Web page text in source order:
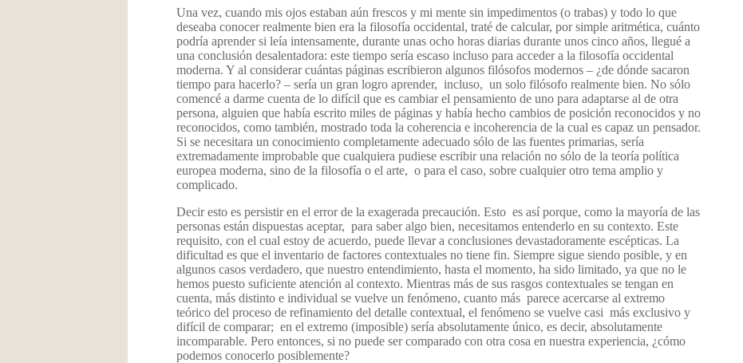
Una vez, cuando mis ojos estaban aún frescos y mi mente sin impedimentos (o trabas) y todo lo que
deseaba conocer realmente bien era la filosofía occidental, traté de calcular, por simple aritmética, cuánto
podría aprender si leía intensamente, durante unas ocho horas diarias durante unos cinco años, llegué a
una conclusión desalentadora: este tiempo sería escaso incluso para acceder a la filosofía occidental
moderna. Y al considerar cuántas páginas escribieron algunos filósofos modernos – ¿de dónde sacaron
tiempo para hacerlo? – sería un gran logro aprender, incluso, un solo filósofo realmente bien. No sólo
comencé a darme cuenta de lo difícil que es cambiar el pensamiento de uno para adaptarse al de otra
persona, alguien que había escrito miles de páginas y había hecho cambios de posición reconocidos y no
reconocidos, como también, mostrado toda la coherencia e incoherencia de la cual es capaz un pensador.
Si se necesitara un conocimiento completamente adecuado sólo de las fuentes primarias, sería
extremadamente improbable que cualquiera pudiese escribir una relación no sólo de la teoría política
europea moderna, sino de la filosofía o el arte, o para el caso, sobre cualquier otro tema amplio y
complicado.
Decir esto es persistir en el error de la exagerada precaución. Esto es así porque, como la mayoría de las
personas están dispuestas aceptar, para saber algo bien, necesitamos entenderlo en su contexto. Este
requisito, con el cual estoy de acuerdo, puede llevar a conclusiones devastadoramente escépticas. La
dificultad es que el inventario de factores contextuales no tiene fin. Siempre sigue siendo posible, y en
algunos casos verdadero, que nuestro entendimiento, hasta el momento, ha sido limitado, ya que no le
hemos puesto suficiente atención al contexto. Mientras más de sus rasgos contextuales se tengan en
cuenta, más distinto e individual se vuelve un fenómeno, cuanto más parece acercarse al extremo
teórico del proceso de refinamiento del detalle contextual, el fenómeno se vuelve casi más exclusivo y
difícil de comparar; en el extremo (imposible) sería absolutamente único, es decir, absolutamente
incomparable. Pero entonces, si no puede ser comparado con otra cosa en nuestra experiencia, ¿cómo
podemos conocerlo posiblemente?